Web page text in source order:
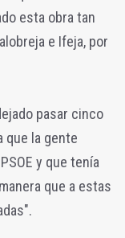
esta obra tan
e Ifeja, por
pasar cinco
que la gente
y que tenía
que a estas